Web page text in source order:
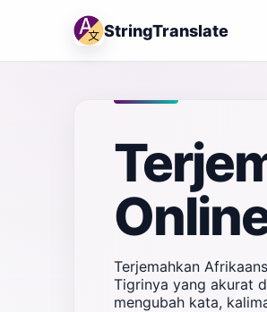
StringTranslate
Terjemahkan
Tigrinya yang akurat
mengubah kata,